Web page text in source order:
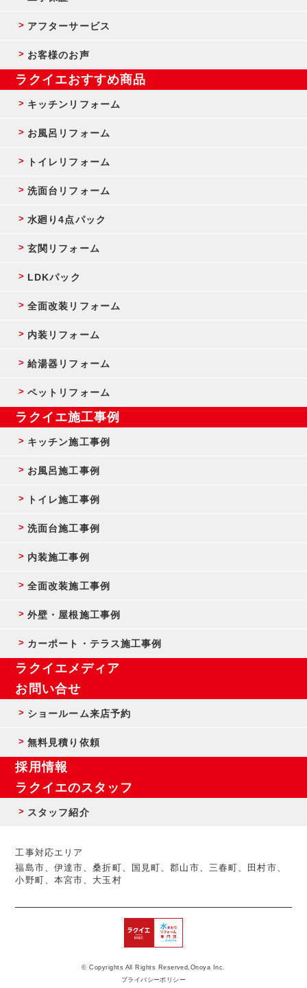
プライバシーポリシー
© Copyrights All Rights Reserved,Onoya Inc.
アフターサービス
お客様のお声
ラクイエおすすめ商品
キッチンリフォーム
お風呂リフォーム
トイレリフォーム
洗面台リフォーム
水廻り4点パック
玄関リフォーム
LDKパック
全面改装リフォーム
内装リフォーム
給湯器リフォーム
ペットリフォーム
ラクイエ施工事例
キッチン施工事例
お風呂施工事例
トイレ施工事例
洗面台施工事例
内装施工事例
全面改装施工事例
外壁・屋根施工事例
カーポート・テラス施工事例
ラクイエメディア
お問い合せ
ショールーム来店予約
無料見積り依頼
採用情報
ラクイエのスタッフ
スタッフ紹介
工事対応エリア
福島市、伊達市、桑折町、国見町、郡山市、三春町、田村市、
小野町、本宮市、大玉村